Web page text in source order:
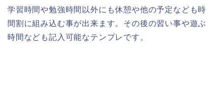
学習時間や勉強時間以外にも休憩や他の予定なども時
間割に組み込む事が出来ます。その後の習い事や遊ぶ
時間なども記入可能なテンプレです。